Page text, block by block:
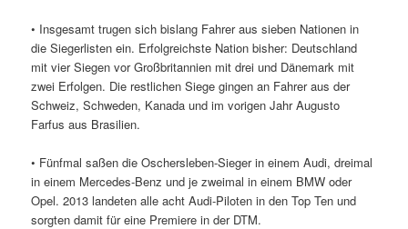
• Insgesamt trugen sich bislang Fahrer aus sieben Nationen in
die Siegerlisten ein. Erfolgreichste Nation bisher: Deutschland
mit vier Siegen vor Großbritannien mit drei und Dänemark mit
zwei Erfolgen. Die restlichen Siege gingen an Fahrer aus der
Schweiz, Schweden, Kanada und im vorigen Jahr Augusto
Farfus aus Brasilien.
• Fünfmal saßen die Oschersleben-Sieger in einem Audi, dreimal
in einem Mercedes-Benz und je zweimal in einem BMW oder
Opel. 2013 landeten alle acht Audi-Piloten in den Top Ten und
sorgten damit für eine Premiere in der DTM.